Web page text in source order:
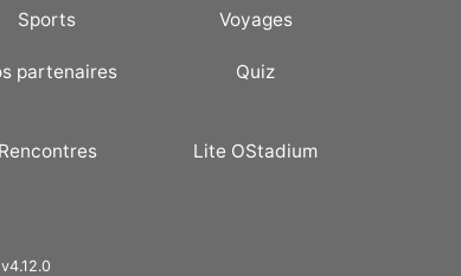
Sports Voyages
partenaires Quiz
Rencontres Lite OStadium